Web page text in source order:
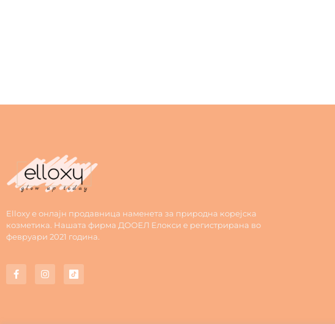
Elloxy е онлајн продавница наменета за природна корејска
козметика. Нашата фирма ДООЕЛ Елокси е регистрирана во
февруари 2021 година.